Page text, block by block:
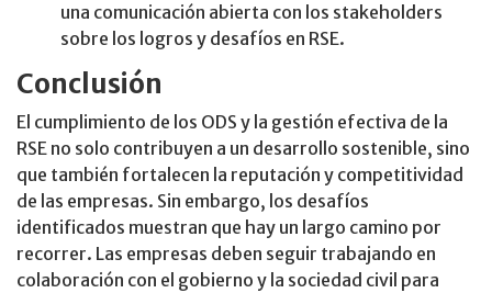
una comunicación abierta con los stakeholders
sobre los logros y desafíos en RSE.
Conclusión
El cumplimiento de los ODS y la gestión efectiva de la
RSE no solo contribuyen a un desarrollo sostenible, sino
que también fortalecen la reputación y competitividad
de las empresas. Sin embargo, los desafíos
identificados muestran que hay un largo camino por
recorrer. Las empresas deben seguir trabajando en
colaboración con el gobierno y la sociedad civil para